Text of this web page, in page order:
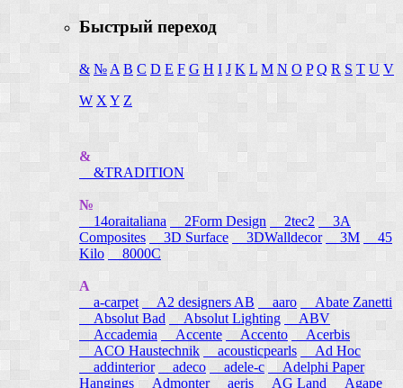
Быстрый переход
& № A B C D E F G H I J K L M N O P Q R S T U V
W X Y Z
&
&TRADITION
№
14oraitaliana
2Form Design 2tec2
3A
Composites
3D Surface 3DWalldecor 3M
45
Kilo
8000C
A
a-carpet
A2 designers AB aaro
Abate Zanetti
Absolut Bad
Absolut Lighting
ABV
Accademia
Accente Accento
Acerbis
ACO Haustechnik
acousticpearls
Ad Hoc
addinterior
adeco adele-c
Adelphi Paper
Hangings Admonter aeris AG Land Agape